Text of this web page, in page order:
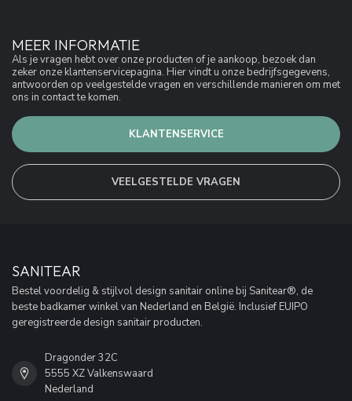
MEER INFORMATIE
Als je vragen hebt over onze producten of je aankoop, bezoek dan
zeker onze klantenservicepagina. Hier vindt u onze bedrijfsgegevens,
antwoorden op veelgestelde vragen en verschillende manieren om met
ons in contact te komen.
KLANTENSERVICE
VEELGESTELDE VRAGEN
SANITEAR
Bestel voordelig & stijlvol design sanitair online bij Sanitear®, de
beste badkamer winkel van Nederland en België. Inclusief EUIPO
geregistreerde design sanitair producten.
Dragonder 32C
5555 XZ Valkenswaard
Nederland